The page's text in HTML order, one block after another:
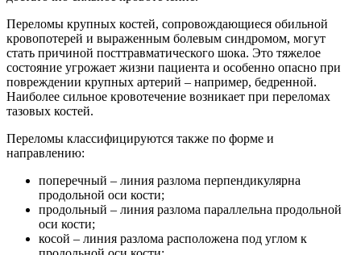
Переломы крупных костей, сопровождающиеся обильной
кровопотерей и выраженным болевым синдромом, могут
стать причиной посттравматического шока. Это тяжелое
состояние угрожает жизни пациента и особенно опасно при
повреждении крупных артерий – например, бедренной.
Наиболее сильное кровотечение возникает при переломах
тазовых костей.
Переломы классифицируются также по форме и
направлению:
поперечный – линия разлома перпендикулярна
продольной оси кости;
продольный – линия разлома параллельна продольной
оси кости;
косой – линия разлома расположена под углом к